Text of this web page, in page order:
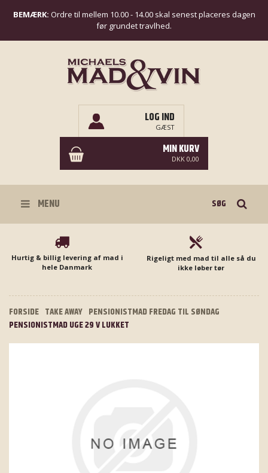
BEMÆRK: Ordre til mellem 10.00 - 14.00 skal senest placeres dagen
før grundet travlhed.
LOG IND
GÆST
MIN KURV
DKK 0,00
MENU
Hurtig & billig levering af mad i
hele Danmark
Rigeligt med mad til alle så du
ikke løber tør
FORSIDE TAKE AWAY PENSIONISTMAD FREDAG TIL SØNDAG
PENSIONISTMAD UGE 29 V LUKKET